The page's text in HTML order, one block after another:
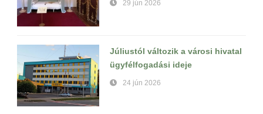
29 jún 2026
Júliustól változik a városi hivatal
ügyfélfogadási ideje
24 jún 2026